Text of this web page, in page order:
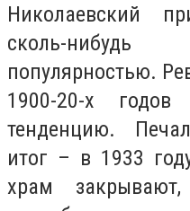
Николаевский
сколь-
популярностью.
1900-20-х
тенденцию.
итог – в 1933
храм